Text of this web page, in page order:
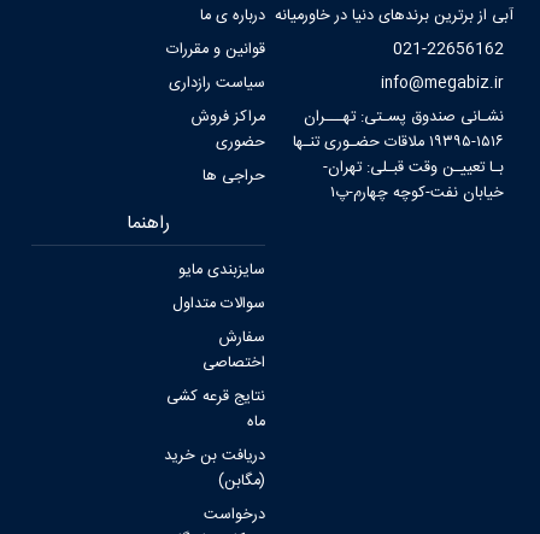
آبی از برترین برندهای دنیا در خاورمیانه
021-22656162
info@megabiz.ir
نشـانی صندوق پسـتی: تهـــران
۱۵۱۶-۱۹۳۹۵ ملاقات حضـوری تنـها
بـا تعییـن وقت قبـلی: تهران-
خیابان نفت-کوچه‌ چهارم-پ۱
درباره ی ما
قوانین و مقررات
سیاست رازداری
مراکز فروش
حضوری
حراجی ها
راهنما
سایزبندی مایو
سوالات متداول
سفارش
اختصاصی
نتایج قرعه کشی
ماه
دریافت بن خرید
(مگابن)
درخواست